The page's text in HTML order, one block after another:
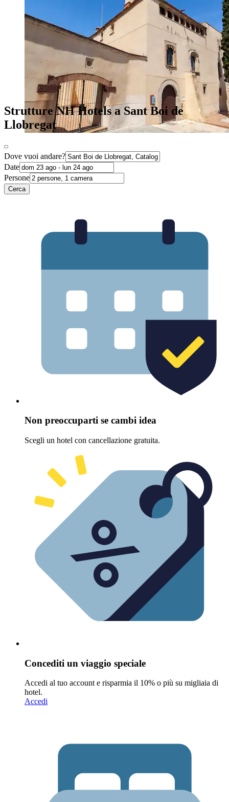
Strutture NH Hotels a Sant Boi de
Llobregat
Dove vuoi andare?
Date
Persone
Cerca
Non preoccuparti se cambi idea
Scegli un hotel con cancellazione gratuita.
Concediti un viaggio speciale
Accedi al tuo account e risparmia il 10% o più su migliaia di
hotel.
Accedi